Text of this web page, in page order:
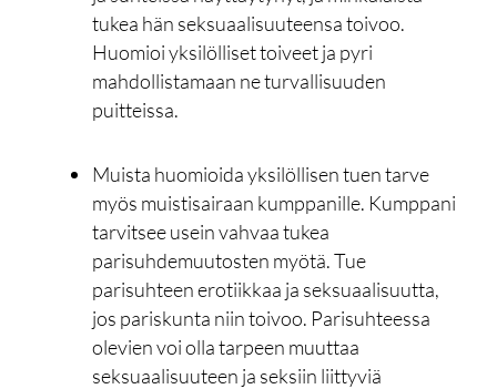
tukea hän seksuaalisuuteensa toivoo.
Huomioi yksilölliset toiveet ja pyri
mahdollistamaan ne turvallisuuden
puitteissa.
Muista huomioida yksilöllisen tuen tarve
myös muistisairaan kumppanille. Kumppani
tarvitsee usein vahvaa tukea
parisuhdemuutosten myötä. Tue
parisuhteen erotiikkaa ja seksuaalisuutta,
jos pariskunta niin toivoo. Parisuhteessa
olevien voi olla tarpeen muuttaa
seksuaalisuuteen ja seksiin liittyviä